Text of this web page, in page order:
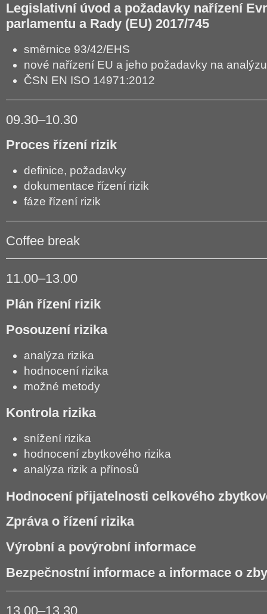
Legislativní úvod a požadavky nařízení
parlamentu a Rady (EU) 2017/745
směrnice 93/42/EHS
nové nařízení EU a jeho požadavky na
ČSN EN ISO 14971:2012
09.30–10.30
Proces řízení rizik
definice, požadavky
dokumentace řízení rizik
fáze řízení rizik
Coffee break
11.00–13.00
Plán řízení rizik
Posouzení rizika
analýza rizika
hodnocení rizika
možné metody
Kontrola rizika
snížení rizika
hodnocení zbytkového rizika
analýza rizik a přínosů
Hodnocení přijatelnosti celkového
Zpráva o řízení rizika
Výrobní a povýrobní informace
Bezpečnostní informace a informace o
13.00–13.30